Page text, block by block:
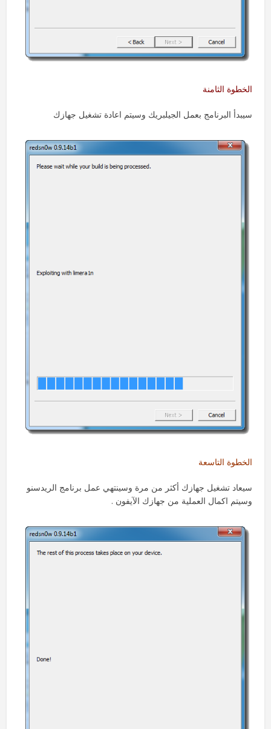
الخطوة الثامنة
سيبدأ البرنامج بعمل الجيلبريك وسيتم اعادة تشغيل جهازك
الخطوة التاسعة
سيعاد تشغيل جهازك أكثر من مرة وسينتهي عمل برنامج الريدسنو
وسيتم اكمال العملية من جهازك الآيفون .